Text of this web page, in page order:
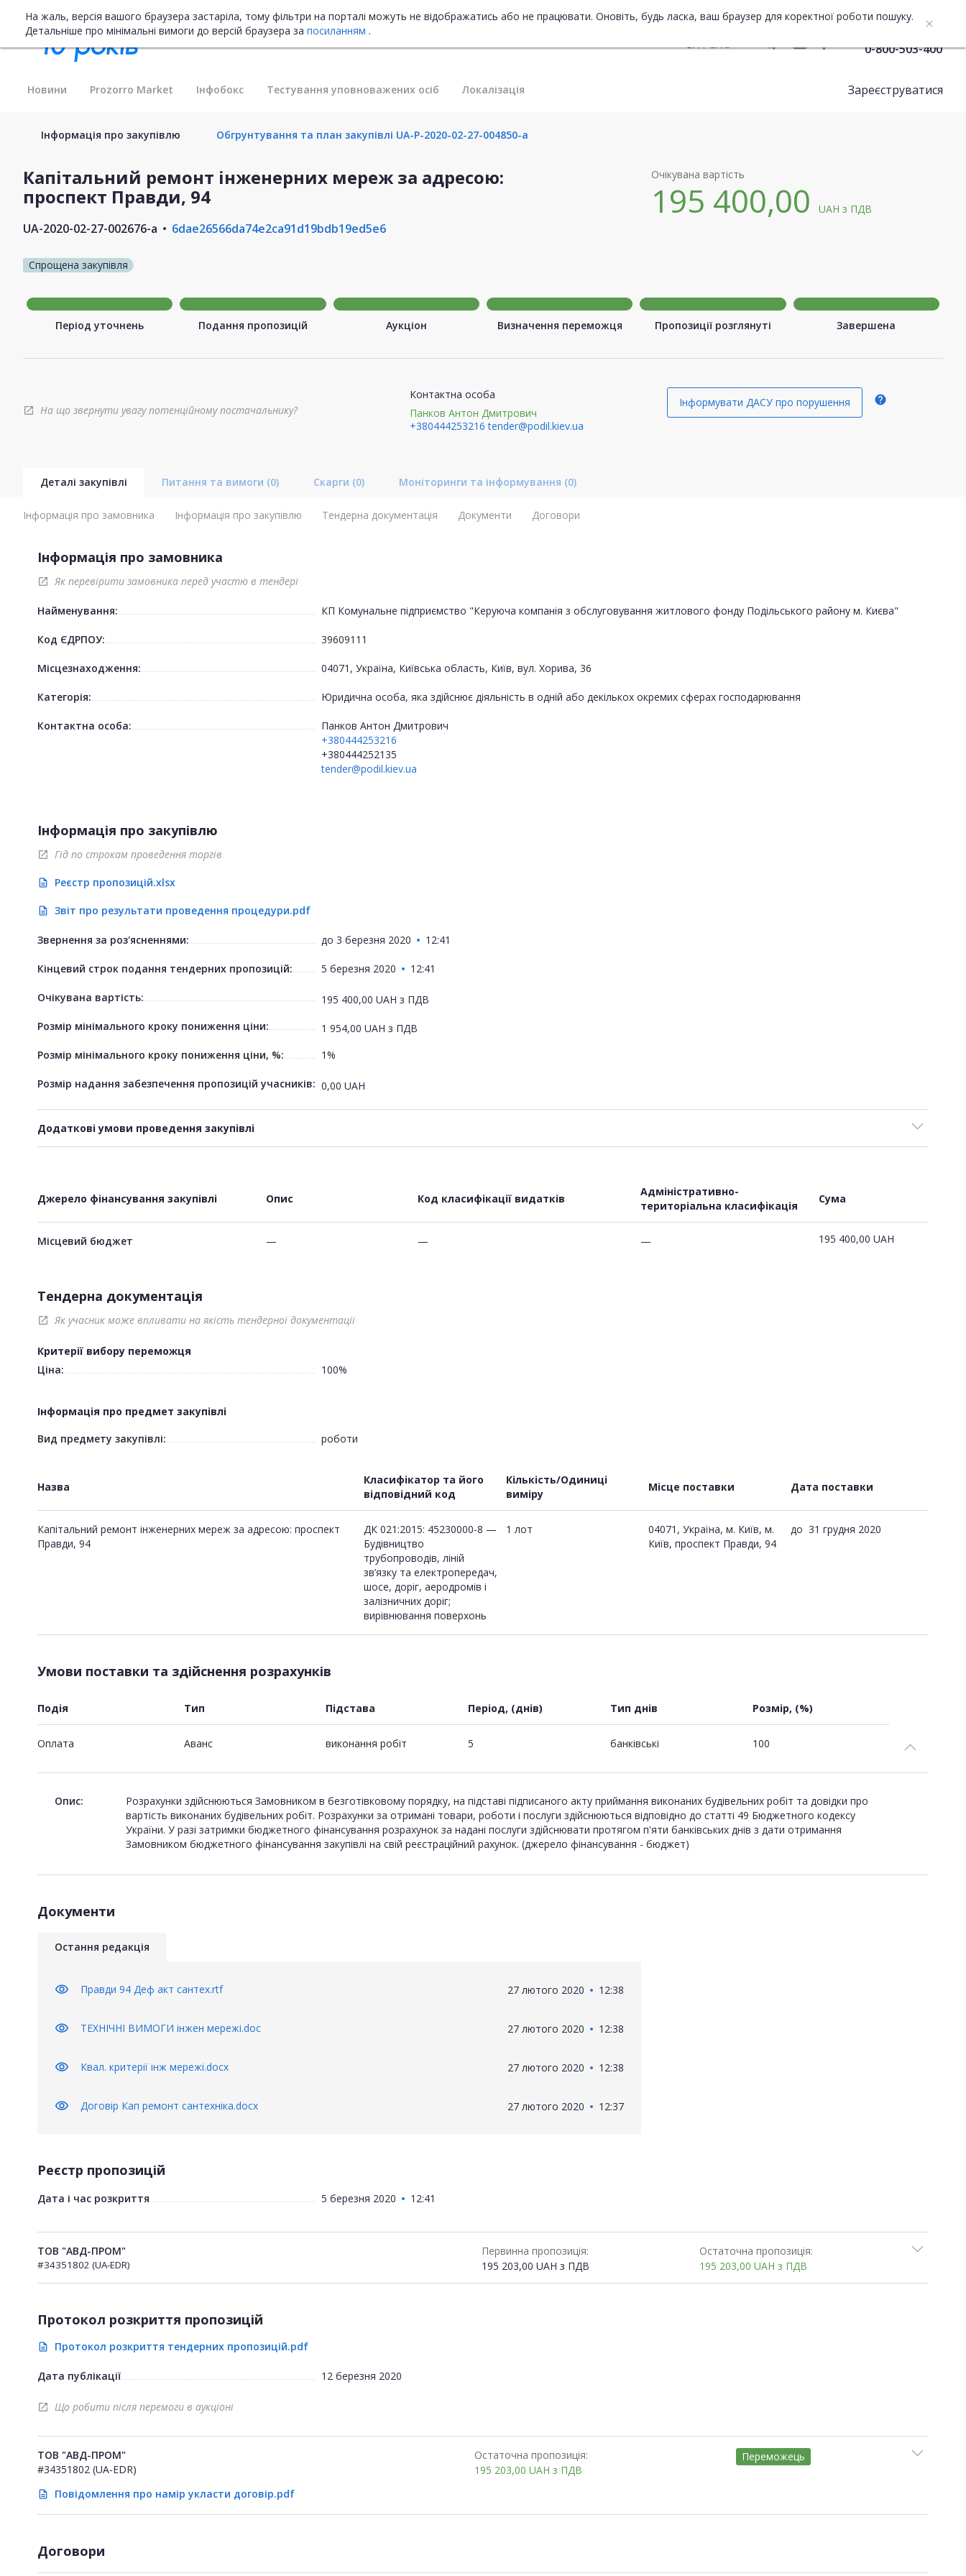
На жаль, версія вашого браузера застаріла, тому фільтри на порталі можуть не відображатись або не працювати. Оновіть, будь ласка, ваш браузер для коректної роботи пошуку.
Детальніше про мінімальні вимоги до версій браузера за посиланням .
UA
ENG 0-800-503-400
Новини Prozorro Market Інфобокс Тестування уповноважених осіб Локалізація Зареєструватися
Інформація про закупівлю Обгрунтування та план закупівлі UA-P-2020-02-27-004850-a
Капітальний ремонт інженерних мереж за адресою:
проспект Правди, 94
UA-2020-02-27-002676-a 6dae26566da74e2ca91d19bdb19ed5e6
Спрощена закупівля
Очікувана вартість
195 400,00UAHз ПДВ
Період уточнень Подання пропозицій Аукціон Визначення переможця Пропозиції розглянуті Завершена
open_in_new На що звернути увагу потенційному постачальнику?
Контактна особа
Панков Антон Дмитрович
+380444253216 tender@podil.kiev.ua
Інформувати ДАСУ про порушення help
Деталі закупівлі Питання та вимоги (0) Скарги (0) Моніторинги та інформування (0)
Інформація про замовника Інформація про закупівлю Тендерна документація Документи Договори
Інформація про замовника
open_in_new Як перевірити замовника перед участю в тендері
Найменування: КП Комунальне підприємство "Керуюча компанія з обслуговування житлового фонду Подільського району м. Києва"
Код ЄДРПОУ: 39609111
Місцезнаходження: 04071, Україна, Київська область, Київ, вул. Хорива, 36
Категорія: Юридична особа, яка здійснює діяльність в одній або декількох окремих сферах господарювання
Контактна особа:
Панков Антон Дмитрович
+380444253216
+380444252135
tender@podil.kiev.ua
Інформація про закупівлю
open_in_new Гід по строкам проведення торгів
description Реєстр пропозицій.xlsx
description Звіт про результати проведення процедури.pdf
Звернення за роз'ясненнями: до 3 березня 2020 12:41
Кінцевий строк подання тендерних пропозицій: 5 березня 2020 12:41
Очікувана вартість: 195 400,00 UAH з ПДВ
Розмір мінімального кроку пониження ціни:
1 954,00 UAH з ПДВ
Розмір мінімального кроку пониження ціни, %:
1%
Розмір надання забезпечення пропозицій учасників: 0,00 UAH
Додаткові умови проведення закупівлі
Джерело фінансування закупівлі Опис Код класифікації видатків
Адміністративно-
територіальна класифікація
Сума
Місцевий бюджет — — — 195 400,00 UAH
Тендерна документація
open_in_new Як учасник може впливати на якість тендерної документації
Критерії вибору переможця
Ціна:
100%
Інформація про предмет закупівлі
Вид предмету закупівлі:
роботи
Назва
Класифікатор та його
відповідний код
Кількість/Одиниці
виміру
Місце поставки Дата поставки
Капітальний ремонт інженерних мереж за адресою: проспект
Правди, 94
ДК 021:2015: 45230000-8 —
Будівництво
трубопроводів, ліній
зв’язку та електропередач,
шосе, доріг, аеродромів і
залізничних доріг;
вирівнювання поверхонь
1 лот
04071, Україна, м. Київ, м.
Київ, проспект Правди, 94
до 31 грудня 2020
Умови поставки та здійснення розрахунків
Подія Тип Підстава Період, (днів) Тип днів Розмір, (%)
Оплата Аванс виконання робіт 5 банківські 100
Опис:
Розрахунки здійснюються Замовником в безготівковому порядку, на підставі підписаного акту приймання виконаних будівельних робіт та довідки про
вартість виконаних будівельних робіт. Розрахунки за отримані товари, роботи і послуги здійснюються відповідно до статті 49 Бюджетного кодексу
України. У разі затримки бюджетного фінансування розрахунок за надані послуги здійснювати протягом п'яти банківських днів з дати отримання
Замовником бюджетного фінансування закупівлі на свій реєстраційний рахунок. (джерело фінансування - бюджет)
Документи
Остання редакція
visibility Правди 94 Деф акт сантех.rtf 27 лютого 2020 12:38
visibility ТЕХНІЧНІ ВИМОГИ інжен мережі.doc 27 лютого 2020 12:38
visibility Квал. критерії інж мережі.docx 27 лютого 2020 12:38
visibility Договір Кап ремонт сантехніка.docx 27 лютого 2020 12:37
Реєстр пропозицій
Дата і час розкриття 5 березня 2020 12:41
ТОВ "АВД-ПРОМ"
#34351802 (UA-EDR)
Первинна пропозиція:
195 203,00 UAH з ПДВ
Остаточна пропозиція:
195 203,00UAHз ПДВ
Протокол розкриття пропозицій
description Протокол розкриття тендерних пропозицій.pdf
Дата публікації 12 березня 2020
open_in_new Що робити після перемоги в аукціоні
ТОВ "АВД-ПРОМ"
#34351802 (UA-EDR)
description Повідомлення про намір укласти договір.pdf
Остаточна пропозиція:
195 203,00 UAH з ПДВ
Переможець
Договори